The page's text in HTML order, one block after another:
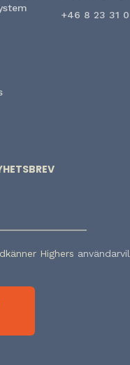
+46 8 23 31
Highers